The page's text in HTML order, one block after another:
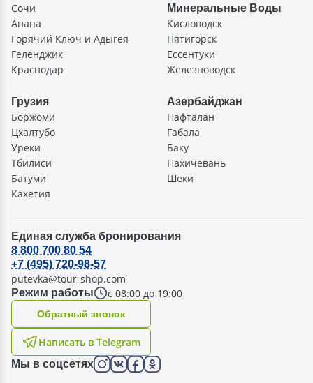
Сочи
Анапа
Горячий Ключ и Адыгея
Геленджик
Краснодар
Минеральные Воды
Кисловодск
Пятигорск
Ессентуки
Железноводск
Грузия
Боржоми
Цхалтубо
Уреки
Тбилиси
Батуми
Кахетия
Азербайджан
Нафталан
Габала
Баку
Нахичевань
Шеки
Единая служба бронирования
Режим работы с 08:00 до 19:00
8 800 700 80 54
+7 (495) 720-98-57
putevka@tour-shop.com
Написать в Telegram
Oбратный звонок
Мы в соцсетях